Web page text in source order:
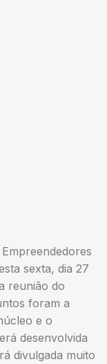
sexta, dia 27
reunião do
foram a
e o
desenvolvida
divulgada muito